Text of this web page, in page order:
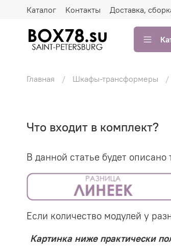
Каталог Контакты Доставка,
Главная Шкафы-трансформеры
Что входит в комплект?
В данной статье будет
Если количество модулей у
Картинка ниже практически